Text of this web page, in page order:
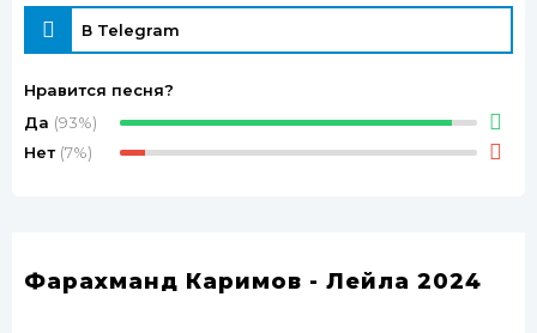
В Telegram
Нравится песня?
Да (93%)
Нет (7%)
Фарахманд Каримов - Лейла 2024